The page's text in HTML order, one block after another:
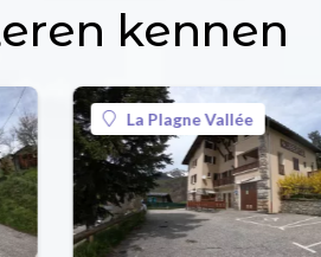
kennen
La Plagne Vallée